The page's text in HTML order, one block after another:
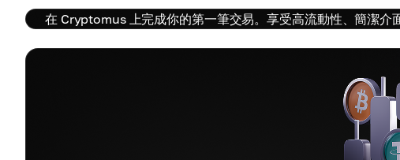
在 Cryptomus 上完成你的第一筆交易。享受高流動性、簡潔介